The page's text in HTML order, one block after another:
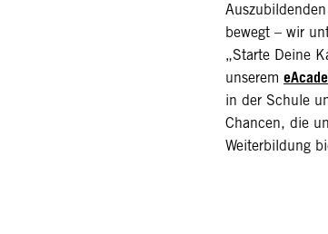
bewegt – wir
„Starte Deine
unserem
in der Schule
Chancen, die
Weiterbildung